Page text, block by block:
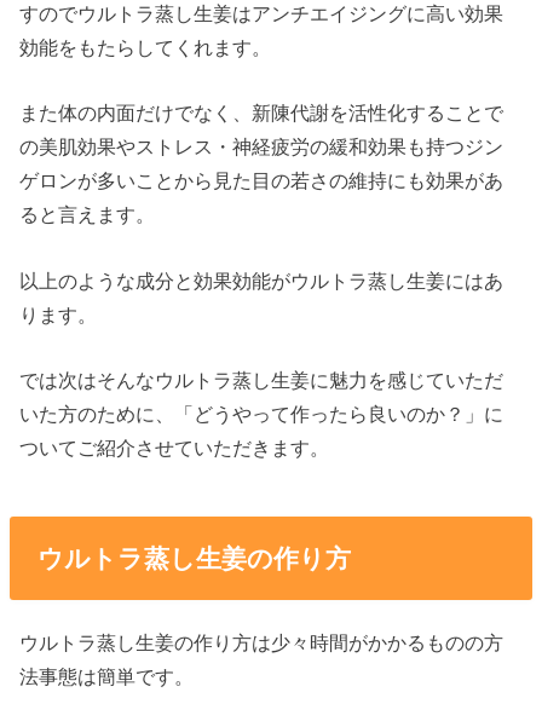
すのでウルトラ蒸し生姜はアンチエイジングに高い効果
効能をもたらしてくれます。
また体の内面だけでなく、新陳代謝を活性化することで
の美肌効果やストレス・神経疲労の緩和効果も持つジン
ゲロンが多いことから見た目の若さの維持にも効果があ
ると言えます。
以上のような成分と効果効能がウルトラ蒸し生姜にはあ
ります。
では次はそんなウルトラ蒸し生姜に魅力を感じていただ
いた方のために、「どうやって作ったら良いのか？」に
ついてご紹介させていただきます。
ウルトラ蒸し生姜の作り方
ウルトラ蒸し生姜の作り方は少々時間がかかるものの方
法事態は簡単です。